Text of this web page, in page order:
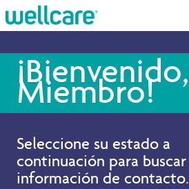
Explorar los Planes
Recursos para Miembros
Intermediarios
¡Bienvenido,
Miembro!
Seleccione su estado a
continuación para buscar
información de contacto.